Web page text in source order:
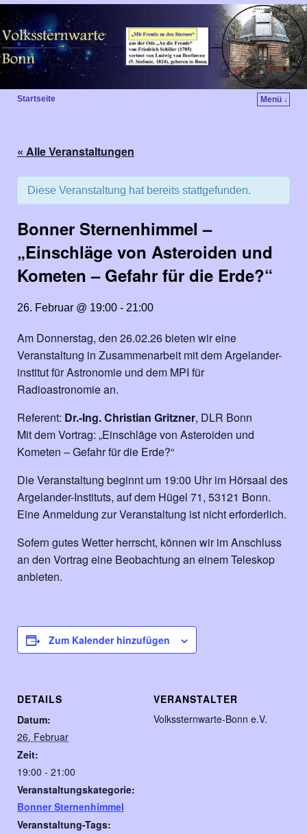
Startseite Menü ↓
« Alle Veranstaltungen
Diese Veranstaltung hat bereits stattgefunden.
Bonner Sternenhimmel –
„Einschläge von Asteroiden und
Kometen – Gefahr für die Erde?“
26. Februar @ 19:00 - 21:00
Am Donnerstag, den 26.02.26 bieten wir eine
Veranstaltung in Zusammenarbeit mit dem Argelander-
institut für Astronomie und dem MPI für
Radioastronomie an.
Referent: Dr.-Ing. Christian Gritzner, DLR Bonn
Mit dem Vortrag: „Einschläge von Asteroiden und
Kometen – Gefahr für die Erde?“
Die Veranstaltung beginnt um 19:00 Uhr im Hörsaal des
Argelander-Instituts, auf dem Hügel 71, 53121 Bonn.
Eine Anmeldung zur Veranstaltung ist nicht erforderlich.
Sofern gutes Wetter herrscht, können wir im Anschluss
an den Vortrag eine Beobachtung an einem Teleskop
anbieten.
Zum Kalender hinzufügen
DETAILS
Datum:
26. Februar
Zeit:
19:00 - 21:00
Veranstaltungskategorie:
Bonner Sternenhimmel
Veranstaltung-Tags:
VERANSTALTER
Volkssternwarte-Bonn e.V.